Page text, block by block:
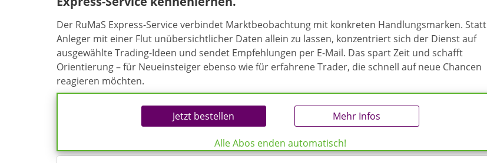
Der RuMaS Express-Service verbindet Marktbeobachtung mit konkreten Handlungsmarken. Statt
Anleger mit einer Flut unübersichtlicher Daten allein zu lassen, konzentriert sich der Dienst auf
ausgewählte Trading-Ideen und sendet Empfehlungen per E-Mail. Das spart Zeit und schafft
Orientierung – für Neueinsteiger ebenso wie für erfahrene Trader, die schnell auf neue Chancen
reagieren möchten.
Jetzt bestellen Mehr Infos
Alle Abos enden automatisch!